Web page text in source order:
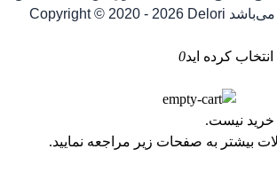
می‌باشد Copyright © 2020 - 2026 Delori
کرده اید0
نیست.
بیشتر به صفحات زیر مراجعه نمایید.